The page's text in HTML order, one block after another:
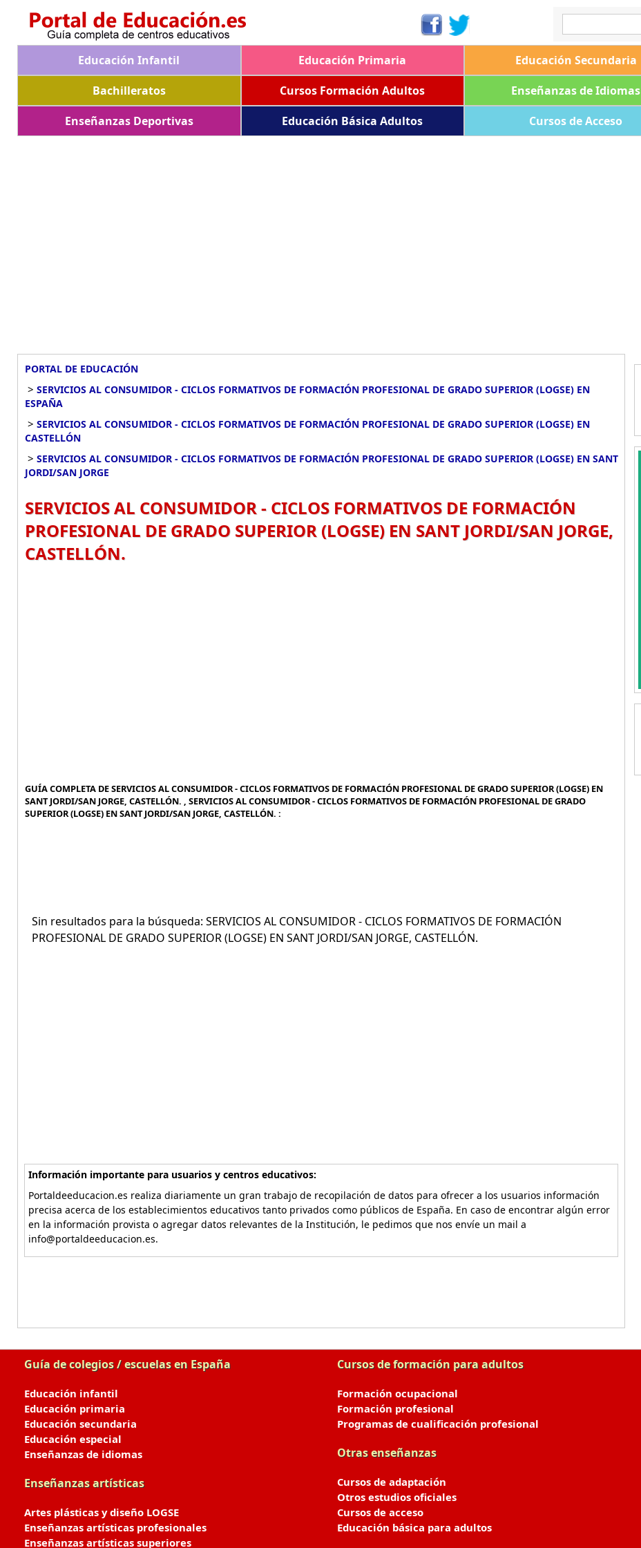
Educación Infantil Educación Primaria Educación Secundaria
Bachilleratos
Cursos Formación Adultos Enseñanzas de Idiomas
Enseñanzas Deportivas
Educación Básica Adultos Cursos de Acceso
PORTAL DE EDUCACIÓN
> SERVICIOS AL CONSUMIDOR - CICLOS FORMATIVOS DE FORMACIÓN PROFESIONAL DE GRADO SUPERIOR (LOGSE) EN
ESPAÑA
> SERVICIOS AL CONSUMIDOR - CICLOS FORMATIVOS DE FORMACIÓN PROFESIONAL DE GRADO SUPERIOR (LOGSE) EN
CASTELLÓN
> SERVICIOS AL CONSUMIDOR - CICLOS FORMATIVOS DE FORMACIÓN PROFESIONAL DE GRADO SUPERIOR (LOGSE) EN SANT
JORDI/SAN JORGE
SERVICIOS AL CONSUMIDOR - CICLOS FORMATIVOS DE FORMACIÓN
PROFESIONAL DE GRADO SUPERIOR (LOGSE) EN SANT JORDI/SAN JORGE,
CASTELLÓN.
GUÍA COMPLETA DE SERVICIOS AL CONSUMIDOR - CICLOS FORMATIVOS DE FORMACIÓN PROFESIONAL DE GRADO SUPERIOR (LOGSE) EN
SANT JORDI/SAN JORGE, CASTELLÓN. , SERVICIOS AL CONSUMIDOR - CICLOS FORMATIVOS DE FORMACIÓN PROFESIONAL DE GRADO
SUPERIOR (LOGSE) EN SANT JORDI/SAN JORGE, CASTELLÓN. :
Sin resultados para la búsqueda: SERVICIOS AL CONSUMIDOR - CICLOS FORMATIVOS DE FORMACIÓN
PROFESIONAL DE GRADO SUPERIOR (LOGSE) EN SANT JORDI/SAN JORGE, CASTELLÓN.
Información importante para usuarios y centros educativos:
Portaldeeducacion.es realiza diariamente un gran trabajo de recopilación de datos para ofrecer a los usuarios información
precisa acerca de los establecimientos educativos tanto privados como públicos de España. En caso de encontrar algún error
en la información provista o agregar datos relevantes de la Institución, le pedimos que nos envíe un mail a
info@portaldeeducacion.es.
Guía de colegios / escuelas en España
Educación infantil
Educación primaria
Educación secundaria
Educación especial
Enseñanzas de idiomas
Enseñanzas artísticas
Artes plásticas y diseño LOGSE
Enseñanzas artísticas profesionales
Enseñanzas artísticas superiores
Cursos de formación para adultos
Formación ocupacional
Formación profesional
Programas de cualificación profesional
Otras enseñanzas
Cursos de adaptación
Otros estudios oficiales
Cursos de acceso
Educación básica para adultos